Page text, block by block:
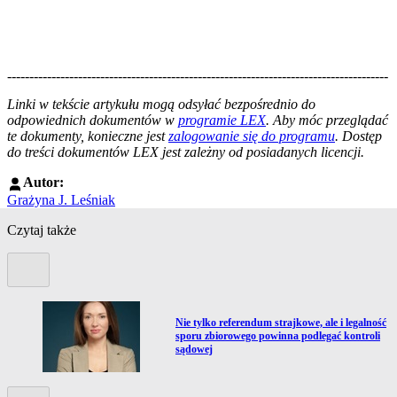
--------------------------------------------------------------------------------------
Linki w tekście artykułu mogą odsyłać bezpośrednio do
odpowiednich dokumentów w programie LEX. Aby móc przeglądać
te dokumenty, konieczne jestzalogowanie się do programu. Dostęp
do treści dokumentów LEX jest zależny od posiadanych licencji.
Autor:
Grażyna J. Leśniak
Czytaj także
Przejdź do artykułu:
Nie tylko referendum strajkowe, ale i legalność
sporu zbiorowego powinna podlegać kontroli
sądowej